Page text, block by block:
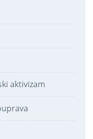
aktivizam